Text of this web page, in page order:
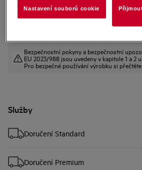
Bezpečnostní pokyny a bezpečnostní
EU 2023/988 jsou uvedeny v kapitole 1 a 2
Pro bezpečné používání výrobku si
Služby
Doručení Standard
Doručení Premium
Nastavení souborů cookie